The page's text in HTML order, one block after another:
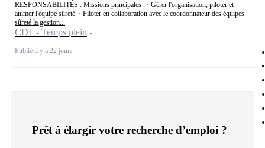
RESPONSABILITÉS : Missions principales : · Gérer l'organisation, piloter et
animer l'équipe sûreté. · Piloter en collaboration avec le coordonnateur des équipes
sûreté la gestion...
CDI - Temps plein
Publié il y a 22 jours
Prêt à élargir votre recherche d’emploi ?